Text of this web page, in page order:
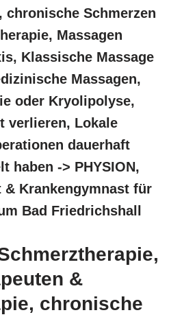
chronische Schmerzen
Massagen
Klassische Massage
Massagen,
oder Kryolipolyse,
verlieren, Lokale
dauerhaft
haben -> PHYSION,
& Krankengymnast für
Bad Friedrichshall
&
chronische